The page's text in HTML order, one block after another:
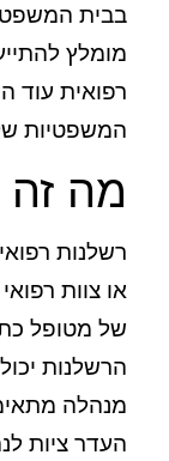
בבית
מומלץ
רפואית עוד
המשפטיות
מה זה
רשלנות
או צוות
של מטופל
הרשלנות
מנהלה
העדר ציות